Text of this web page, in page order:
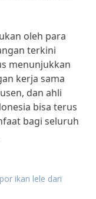
oleh para
terkini
menunjukkan
kerja sama
dan ahli
bisa terus
bagi seluruh
ikan lele dari